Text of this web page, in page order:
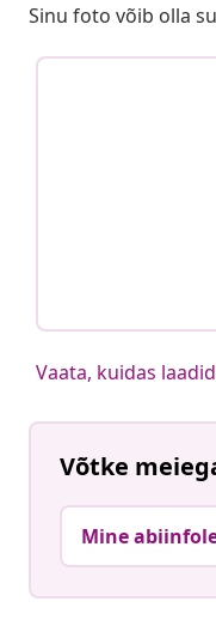
Sinu foto võib olla
Vaata, kuidas
Võtke
Mine